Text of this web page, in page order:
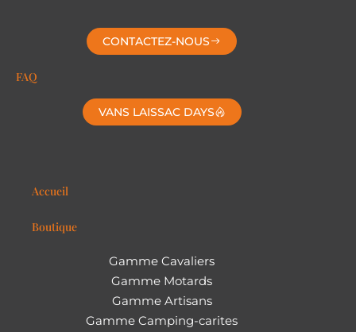
CONTACTEZ-NOUS
FAQ
VANS LAISSAC DAYS
Accueil
Boutique
Gamme Cavaliers
Gamme Motards
Gamme Artisans
Gamme Camping-carites